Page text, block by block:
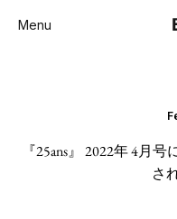
Menu
『25ans』 2022年 4月
さ